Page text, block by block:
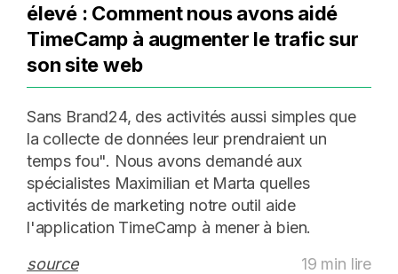
élevé : Comment nous avons aidé
TimeCamp à augmenter le trafic sur
son site web
Sans Brand24, des activités aussi simples que
la collecte de données leur prendraient un
temps fou". Nous avons demandé aux
spécialistes Maximilian et Marta quelles
activités de marketing notre outil aide
l'application TimeCamp à mener à bien.
source
19 min lire